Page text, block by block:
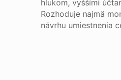
hlukom, vyššími
Rozhoduje najmä
návrhu umiestnenia